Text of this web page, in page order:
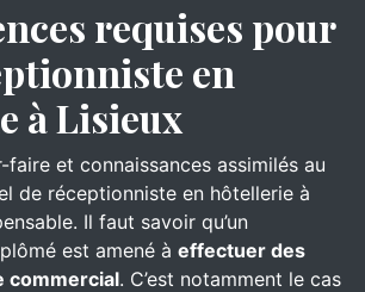
requises pour
en
à Lisieux
faire et connaissances assimilés au
de réceptionniste en hôtellerie à
Il faut savoir qu’un
est amené à effectuer des
commercial. C’est notamment le cas